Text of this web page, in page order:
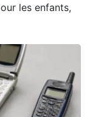
les enfants,